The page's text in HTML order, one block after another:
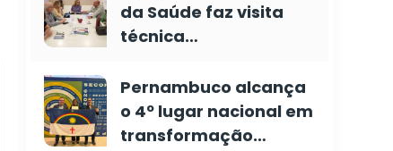
da Saúde faz visita
técnica…
Pernambuco alcança
o 4º lugar nacional em
transformação…